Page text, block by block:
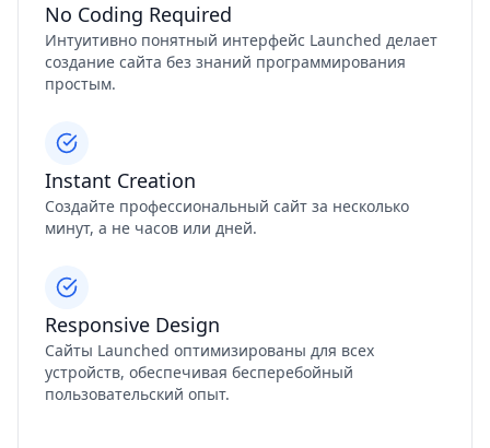
No Coding Required
Интуитивно понятный интерфейс Launched делает
создание сайта без знаний программирования
простым.
Instant Creation
Создайте профессиональный сайт за несколько
минут, а не часов или дней.
Responsive Design
Сайты Launched оптимизированы для всех
устройств, обеспечивая бесперебойный
пользовательский опыт.